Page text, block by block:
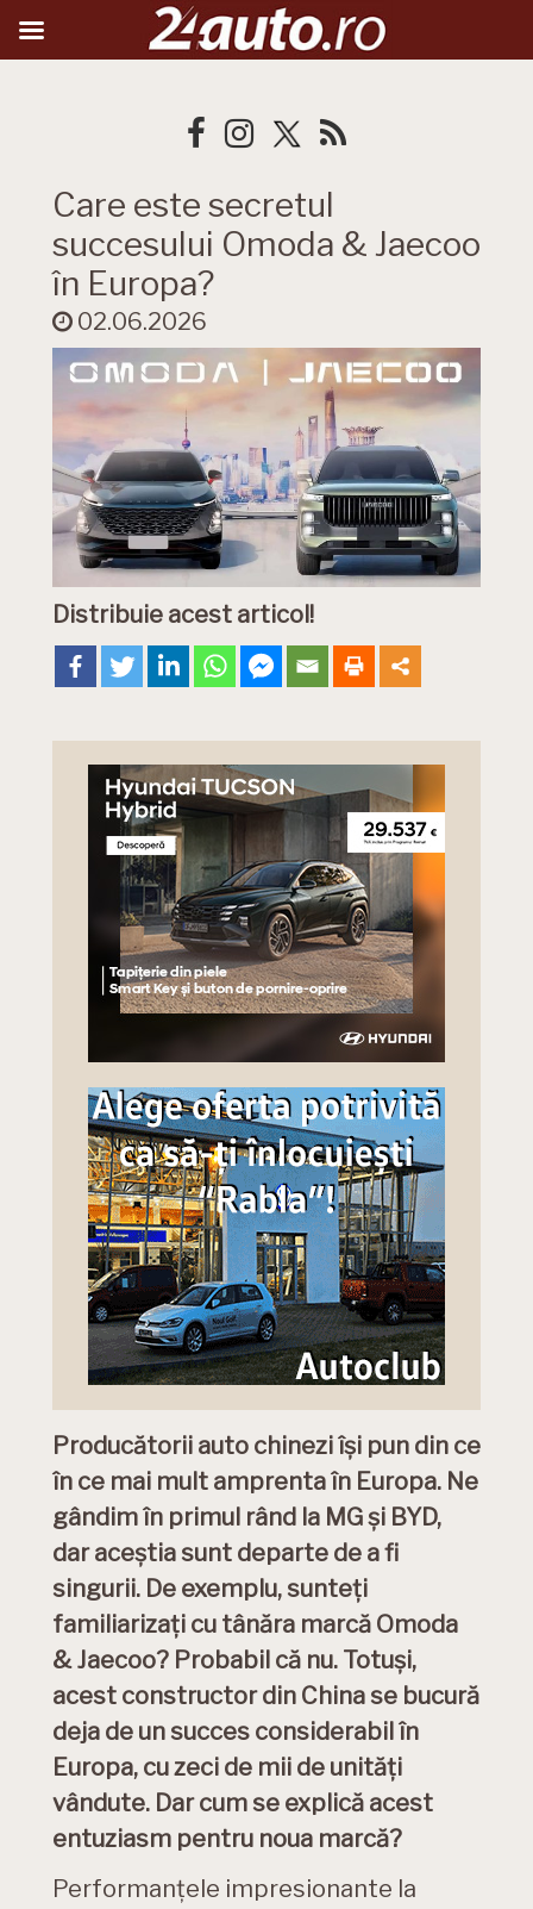
Care este secretul
succesului Omoda & Jaecoo
în Europa?
02.06.2026
Distribuie acest articol!
Producătorii auto chinezi își pun din ce
în ce mai mult amprenta în Europa. Ne
gândim în primul rând la MG și BYD,
dar aceștia sunt departe de a fi
singurii. De exemplu, sunteți
familiarizați cu tânăra marcă Omoda
& Jaecoo? Probabil că nu. Totuși,
acest constructor din China se bucură
deja de un succes considerabil în
Europa, cu zeci de mii de unități
vândute. Dar cum se explică acest
entuziasm pentru noua marcă?
Performanțele impresionante la